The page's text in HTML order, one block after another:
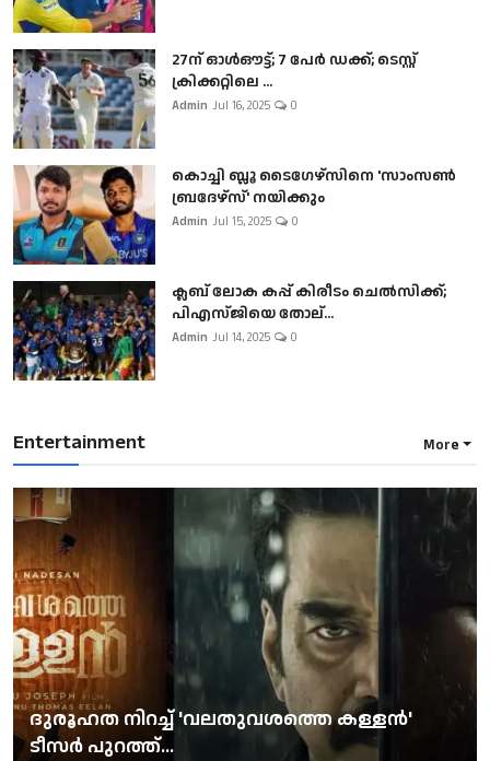
27ന് ഓൾഔട്ട്; 7 പേർ ഡക്ക്; ടെസ്റ്റ്
ക്രിക്കറ്റിലെ ...
Admin Jul 16, 2025 0
കൊച്ചി ബ്ലൂ ടൈഗേഴ്സിനെ 'സാംസൺ
ബ്രദേഴ്സ്' നയിക്കും
Admin Jul 15, 2025 0
ക്ലബ് ലോക കപ്പ് കിരീടം ചെല്‍സിക്ക്;
പിഎസ്ജിയെ തോല്...
Admin Jul 14, 2025 0
Entertainment More
ദുരൂഹത നിറച്ച് 'വലതുവശത്തെ കള്ളന്‍'
ടീസര്‍ പുറത്ത്...